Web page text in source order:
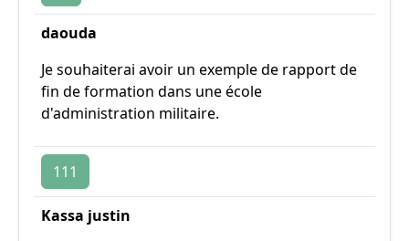
daouda
Je souhaiterai avoir un exemple de rapport de
fin de formation dans une école
d'administration militaire.
111
Kassa justin